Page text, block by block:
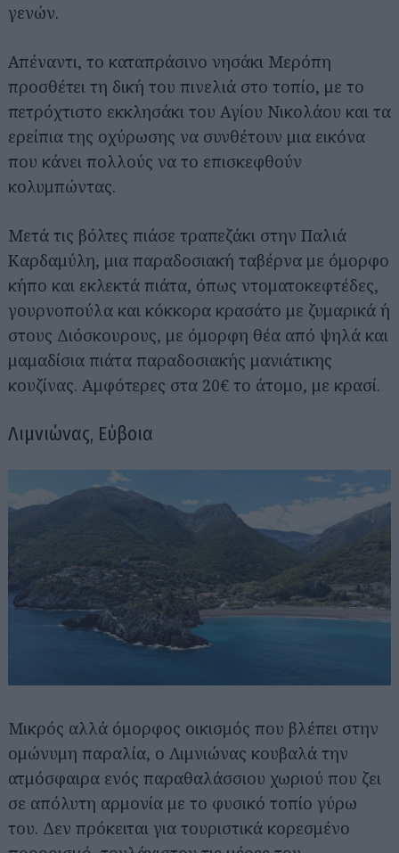
γενών.
Απέναντι, το καταπράσινο νησάκι Μερόπη
προσθέτει τη δική του πινελιά στο τοπίο, με το
πετρόχτιστο εκκλησάκι του Αγίου Νικολάου και τα
ερείπια της οχύρωσης να συνθέτουν μια εικόνα
που κάνει πολλούς να το επισκεφθούν
κολυμπώντας.
Μετά τις βόλτες πιάσε τραπεζάκι στην Παλιά
Καρδαμύλη, μια παραδοσιακή ταβέρνα με όμορφο
κήπο και εκλεκτά πιάτα, όπως ντοματοκεφτέδες,
γουρνοπούλα και κόκκορα κρασάτο με ζυμαρικά ή
στους Διόσκουρους, με όμορφη θέα από ψηλά και
μαμαδίσια πιάτα παραδοσιακής μανιάτικης
κουζίνας. Αμφότερες στα 20€ το άτομο, με κρασί.
Λιμνιώνας, Εύβοια
Μικρός αλλά όμορφος οικισμός που βλέπει στην
ομώνυμη παραλία, ο Λιμνιώνας κουβαλά την
ατμόσφαιρα ενός παραθαλάσσιου χωριού που ζει
σε απόλυτη αρμονία με το φυσικό τοπίο γύρω
του. Δεν πρόκειται για τουριστικά κορεσμένο